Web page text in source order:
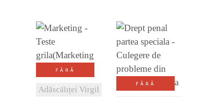
mai
recente
FĂRĂ
STOC
Adăscăliței Virgil
DETALII
FĂRĂ
VEZI
DETALII